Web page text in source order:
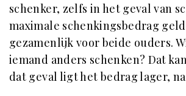
schenker, zelfs in het geval van
maximale schenkingsbedrag
gezamenlijk voor beide ouders.
iemand anders schenken? Dat
dat geval ligt het bedrag lager,